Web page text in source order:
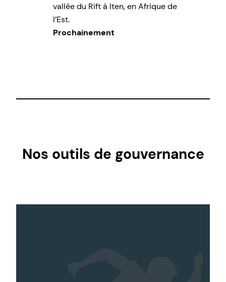
vallée du Rift à Iten, en Afrique de
l’Est.
Prochainement
Nos outils de gouvernance